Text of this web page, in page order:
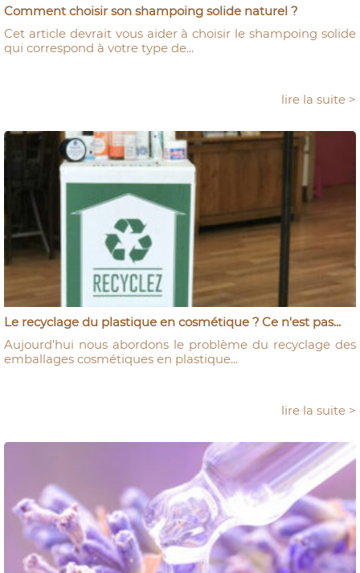
Comment choisir son shampoing solide naturel ?
Cet article devrait vous aider à choisir le shampoing solide
qui correspond à votre type de...
lire la suite >
Le recyclage du plastique en cosmétique ? Ce n'est pas...
Aujourd’hui nous abordons le problème du recyclage des
emballages cosmétiques en plastique...
lire la suite >